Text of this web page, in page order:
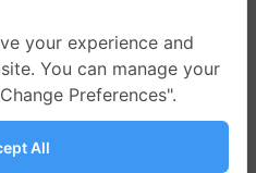
your experience and
You can manage your
Preferences".
All